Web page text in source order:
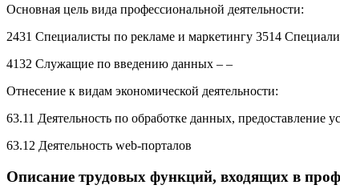
Основная цель вида профессиональной деятельности:
2431 Специалисты по рекламе и маркетингу 3514
4132 Служащие по введению данных – –
Отнесение к видам экономической деятельности:
63.11 Деятельность по обработке данных, предоставление
63.12 Деятельность web-порталов
Описание трудовых функций, входящих в